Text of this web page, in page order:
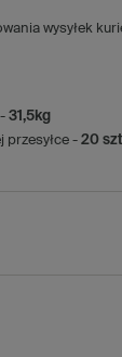
wysyłek
31,5kg
przesyłce - 20